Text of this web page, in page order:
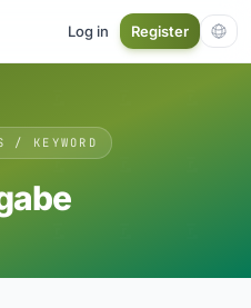
Log in Register
/ KEYWORD